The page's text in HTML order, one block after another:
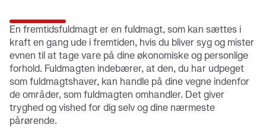
En fremtidsfuldmagt er en fuldmagt, som kan sættes i
kraft en gang ude i fremtiden, hvis du bliver syg og mister
evnen til at tage vare på dine økonomiske og personlige
forhold. Fuldmagten indebærer, at den, du har udpeget
som fuldmagtshaver, kan handle på dine vegne indenfor
de områder, som fuldmagten omhandler. Det giver
tryghed og vished for dig selv og dine nærmeste
pårørende.